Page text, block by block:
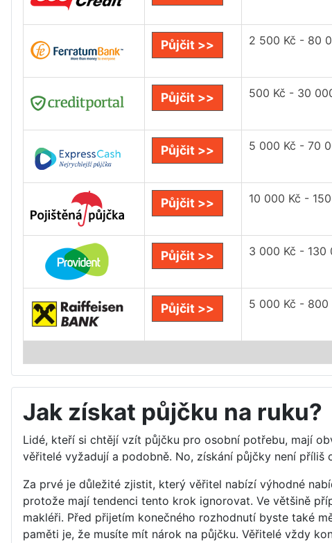
Půjčit >> 2 500 Kč - 80
Půjčit >> 500 Kč - 30
Půjčit >> 5 000 Kč - 70
Půjčit >> 10 000 Kč -
Půjčit >> 3 000 Kč - 130
Půjčit >> 5 000 Kč - 800
Jak získat půjčku na ruku?
Lidé, kteří si chtějí vzít půjčku pro osobní potřebu, mají
věřitelé vyžadují a podobně. No, získání půjčky není
Za prvé je důležité zjistit, který věřitel nabízí výhodné
protože mají tendenci tento krok ignorovat. Ve většině
makléři. Před přijetím konečného rozhodnutí byste také
paměti je, že musíte mít nárok na půjčku. Věřitelé vždy